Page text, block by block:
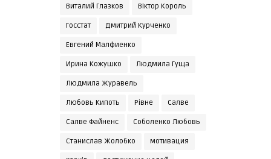
Виталий Глазков Віктор Король
Госстат Дмитрий Курченко
Евгений Малфиенко
Ирина Кожушко Людмила Гуща
Людмила Журавель
Любовь Кипоть Рівне Салве
Салве Файненс Соболенко Любовь
Станислав Жолобко мотивация